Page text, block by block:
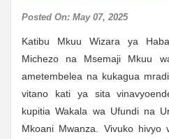
Posted On: May 07, 2025
Katibu Mkuu Wizara ya
Michezo na Msemaji Mkuu
ametembelea na kukagua
vitano kati ya sita
kupitia Wakala wa Ufundi na
Mkoani Mwanza. Vivuko hivyo